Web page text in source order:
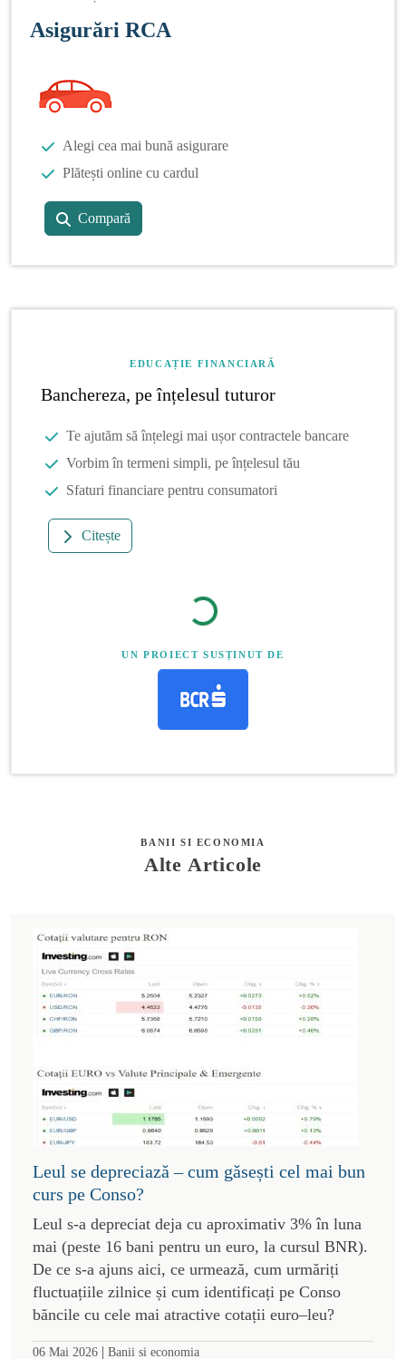
Asigurări RCA
Alegi cea mai bună asigurare
Plătești online cu cardul
Compară
EDUCAȚIE FINANCIARĂ
Banchereza, pe înțelesul tuturor
Te ajutăm să înțelegi mai ușor contractele bancare
Vorbim în termeni simpli, pe înțelesul tău
Sfaturi financiare pentru consumatori
Citește
UN PROIECT SUSȚINUT DE
BANII SI ECONOMIA
Alte Articole
Leul se depreciază – cum găsești cel mai bun
curs pe Conso?
Leul s-a depreciat deja cu aproximativ 3% în luna
mai (peste 16 bani pentru un euro, la cursul BNR).
De ce s-a ajuns aici, ce urmează, cum urmăriți
fluctuațiile zilnice și cum identificați pe Conso
băncile cu cele mai atractive cotații euro–leu?
06 Mai 2026 | Banii si economia